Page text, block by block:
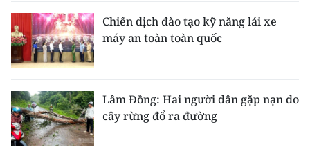
Chiến dịch đào tạo kỹ năng lái xe
máy an toàn toàn quốc
Lâm Đồng: Hai người dân gặp nạn do
cây rừng đổ ra đường